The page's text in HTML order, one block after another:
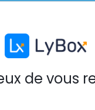
de vous